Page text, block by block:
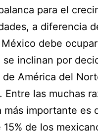
para el
a diferencia
debe
inclinan por
América del
las muchas
importante es
de los